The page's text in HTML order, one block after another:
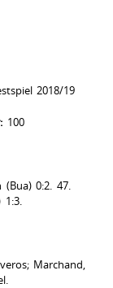
2018/19
100
0:2. 47.
1:3.
Marchand,